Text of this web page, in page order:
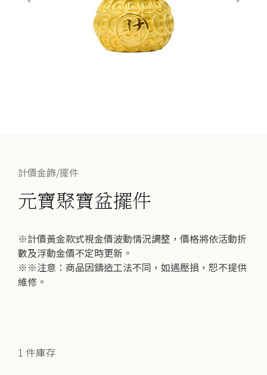
計價金飾/擺件
元寶聚寶盆擺件
※計價黃金款式視金價波動情況調整，價格將依活動折
數及浮動金價不定時更新。
※※注意：商品因鑄造工法不同，如遇壓損，恕不提供
維修。
1 件庫存